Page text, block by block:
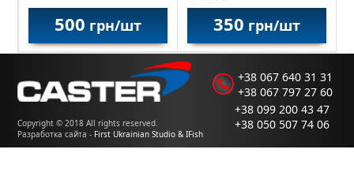
500 грн/шт 350 грн/шт
Copyright © 2018 All rights reserved.
Разработка сайта - First Ukrainian Studio & IFish
+38 067 640 31 31
+38 067 797 27 60
+38 099 200 43 47
+38 050 507 74 06